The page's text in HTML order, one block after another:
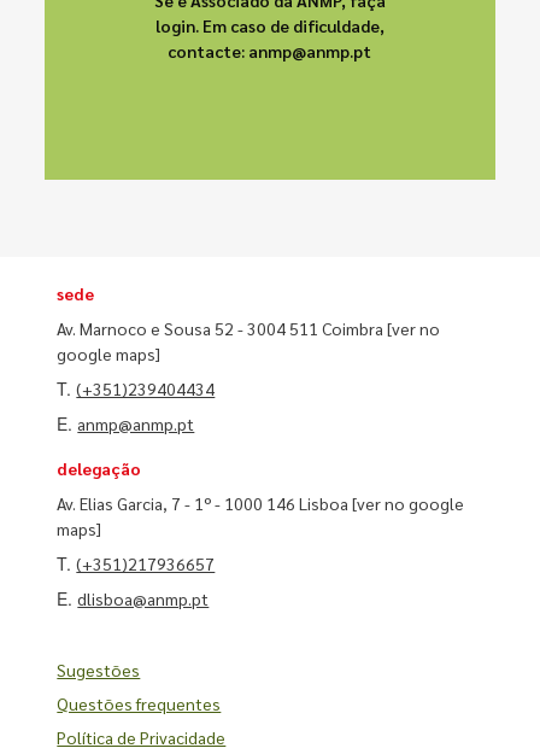
login. Em caso de dificuldade,
contacte: anmp@anmp.pt
sede
Av. Marnoco e Sousa 52 - 3004 511 Coimbra[ver no
google maps]
T.(+351)239404434
E. anmp@anmp.pt
delegação
Av. Elias Garcia, 7 - 1º - 1000 146 Lisboa[ver no google
maps]
T.(+351)217936657
E.dlisboa@anmp.pt
Sugestões
Questões frequentes
Política de Privacidade